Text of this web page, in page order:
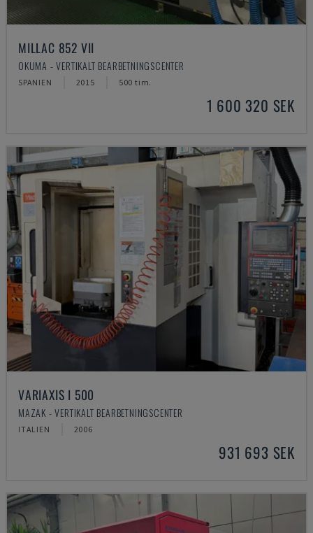
MILLAC 852 VII
OKUMA - VERTIKALT BEARBETNINGSCENTER
SPANIEN 2015 500 tim.
1 600 320 SEK
VARIAXIS I 500
MAZAK - VERTIKALT BEARBETNINGSCENTER
ITALIEN 2006
931 693 SEK